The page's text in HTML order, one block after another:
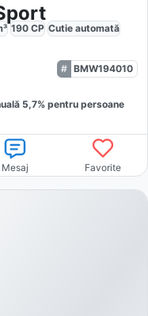
190 CP Cutie automată
BMW194010
5,7% pentru persoane
Mesaj Favorite